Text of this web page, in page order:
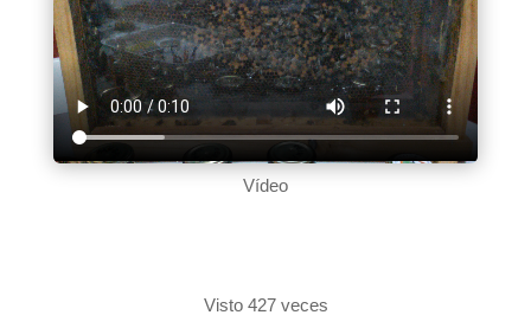
Vídeo
Visto 427 veces